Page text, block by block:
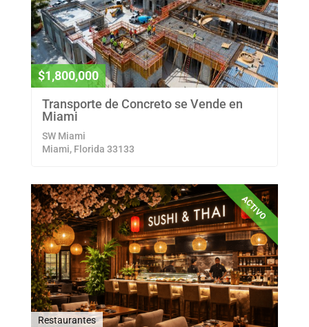
$1,800,000
Transporte de Concreto se Vende en
Miami
SW Miami
Miami, Florida 33133
ACTIVO
Restaurantes